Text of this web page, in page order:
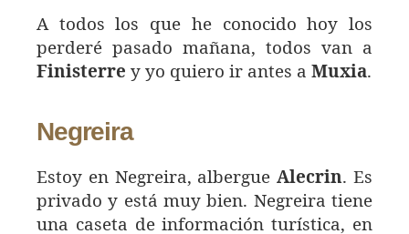
A todos los que he conocido hoy los
perderé pasado mañana, todos van a
Finisterre y yo quiero ir antes a Muxia.
Negreira
Estoy en Negreira, albergueAlecrin. Es
privado y está muy bien. Negreira tiene
una caseta de información turística, en